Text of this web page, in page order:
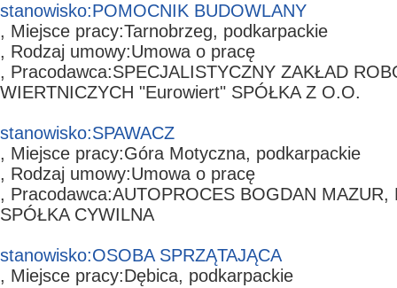
stanowisko:POMOCNIK BUDOWLANY
, Miejsce pracy:Tarnobrzeg, podkarpackie
, Rodzaj umowy:Umowa o pracę
, Pracodawca:SPECJALISTYCZNY ZAKŁAD
WIERTNICZYCH "Eurowiert" SPÓŁKA Z O.O.
stanowisko:SPAWACZ
, Miejsce pracy:Góra Motyczna, podkarpackie
, Rodzaj umowy:Umowa o pracę
, Pracodawca:AUTOPROCES BOGDAN MAZUR,
SPÓŁKA CYWILNA
stanowisko:OSOBA SPRZĄTAJĄCA
, Miejsce pracy:Dębica, podkarpackie